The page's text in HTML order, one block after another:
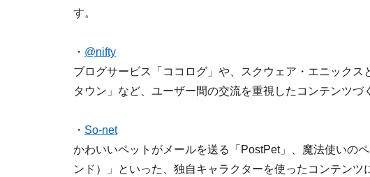
す。
・ @nifty
ブログサービス「ココログ」や、スクウェア・エニック
タウン」など、ユーザー間の交流を重視したコンテンツづ
・ So-net
かわいいペットがメールを送る「PostPet」、魔法使いの
ンド）」といった、独自キャラクターを使ったコンテンツ